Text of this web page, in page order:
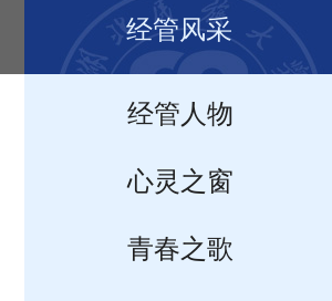
经管风采
经管人物
心灵之窗
青春之歌